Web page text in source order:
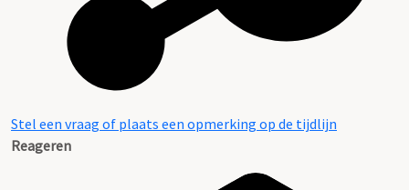
Stel een vraag of plaats een opmerking op de tijdlijn
Reageren